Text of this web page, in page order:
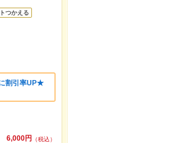
つかえる
割引率UP★
6,000円
（税込）